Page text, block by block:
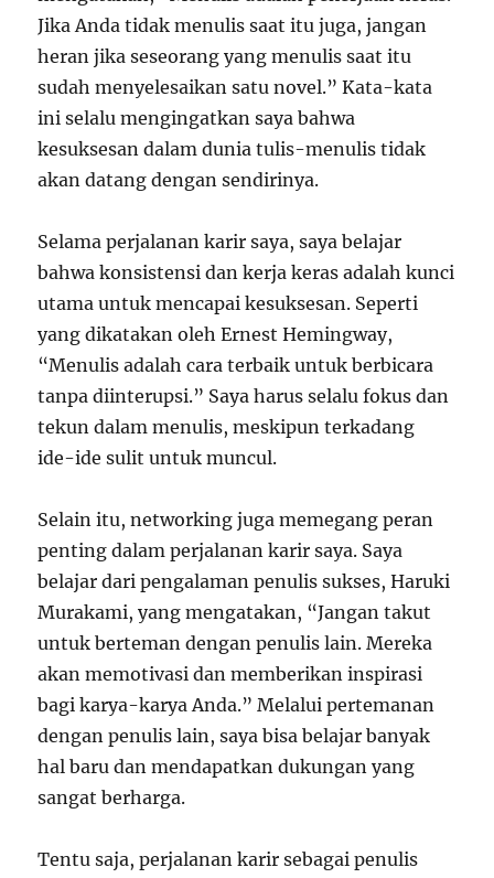
Jika Anda tidak menulis saat itu juga, jangan
heran jika seseorang yang menulis saat itu
sudah menyelesaikan satu novel.” Kata-kata
ini selalu mengingatkan saya bahwa
kesuksesan dalam dunia tulis-menulis tidak
akan datang dengan sendirinya.
Selama perjalanan karir saya, saya belajar
bahwa konsistensi dan kerja keras adalah kunci
utama untuk mencapai kesuksesan. Seperti
yang dikatakan oleh Ernest Hemingway,
“Menulis adalah cara terbaik untuk berbicara
tanpa diinterupsi.” Saya harus selalu fokus dan
tekun dalam menulis, meskipun terkadang
ide-ide sulit untuk muncul.
Selain itu, networking juga memegang peran
penting dalam perjalanan karir saya. Saya
belajar dari pengalaman penulis sukses, Haruki
Murakami, yang mengatakan, “Jangan takut
untuk berteman dengan penulis lain. Mereka
akan memotivasi dan memberikan inspirasi
bagi karya-karya Anda.” Melalui pertemanan
dengan penulis lain, saya bisa belajar banyak
hal baru dan mendapatkan dukungan yang
sangat berharga.
Tentu saja, perjalanan karir sebagai penulis